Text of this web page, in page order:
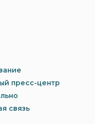
пресс-центр
связь